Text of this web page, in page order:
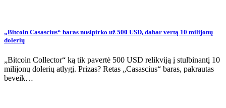
„Bitcoin Casascius“ baras nusipirko už 500 USD, dabar vertą 10 milijonų
dolerių
„Bitcoin Collector“ ką tik pavertė 500 USD relikviją į stulbinantį 10
milijonų dolerių atlygį. Prizas? Retas „Casascius“ baras, pakrautas
beveik…